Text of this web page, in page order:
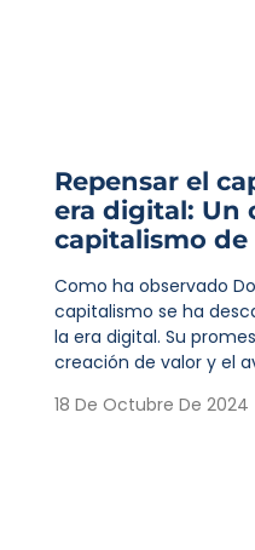
Repensar el
era digital: Un
capitalismo
Como ha observado
capitalismo se ha
la era digital. Su
creación de valor y el
18 De Octubre De 2024